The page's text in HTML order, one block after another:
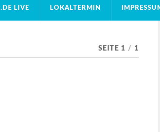
LIVE LOKALTERMIN
SEITE 1 / 1